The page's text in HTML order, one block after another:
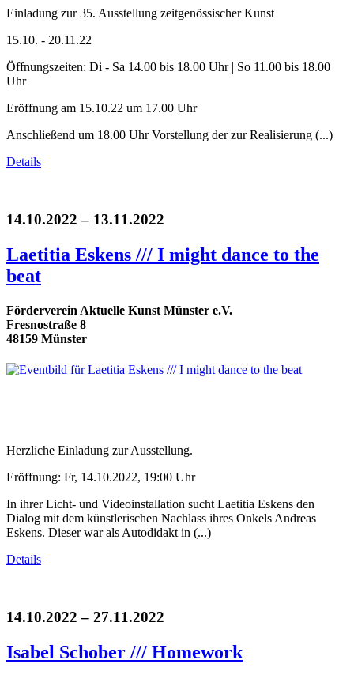
Einladung zur 35. Ausstellung zeitgenössischer Kunst
15.10. - 20.11.22
Öffnungszeiten: Di - Sa 14.00 bis 18.00 Uhr | So 11.00 bis 18.00
Uhr
Eröffnung am 15.10.22 um 17.00 Uhr
Anschließend um 18.00 Uhr Vorstellung der zur Realisierung (...)
Details
14.10.2022 – 13.11.2022
Laetitia Eskens /// I might dance to the
beat
Förderverein Aktuelle Kunst Münster e.V.
Fresnostraße 8
48159 Münster
Herzliche Einladung zur Ausstellung.
Eröffnung: Fr, 14.10.2022, 19:00 Uhr
In ihrer Licht- und Videoinstallation sucht Laetitia Eskens den
Dialog mit dem künstlerischen Nachlass ihres Onkels Andreas
Eskens. Dieser war als Autodidakt in (...)
Details
14.10.2022 – 27.11.2022
Isabel Schober /// Homework